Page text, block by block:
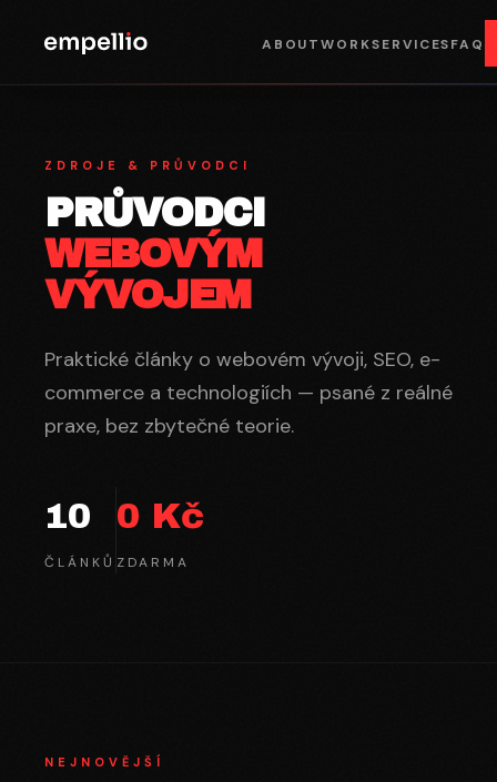
ABOUTWORKSERVICESFAQ
ZDROJE & PRŮVODCI
PRŮVODCI
WEBOVÝM
VÝVOJEM
Praktické články o webovém vývoji, SEO, e-
commerce a technologiích — psané z reálné
praxe, bez zbytečné teorie.
10
ČLÁNKŮ
0 Kč
ZDARMA
NEJNOVĚJŠÍ